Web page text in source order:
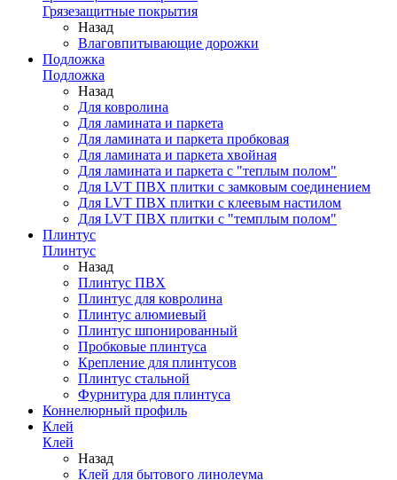
Грязезащитные покрытия
Назад
Влаговпитывающие дорожки
Подложка
Подложка
Назад
Для ковролина
Для ламината и паркета
Для ламината и паркета пробковая
Для ламината и паркета хвойная
Для ламината и паркета с "теплым полом"
Для LVT ПВХ плитки с замковым соединением
Для LVT ПВХ плитки с клеевым настилом
Для LVT ПВХ плитки с "темплым полом"
Плинтус
Плинтус
Назад
Плинтус ПВХ
Плинтус для ковролина
Плинтус алюмиевый
Плинтус шпонированный
Пробковые плинтуса
Крепление для плинтусов
Плинтус стальной
Фурнитура для плинтуса
Коннелюрный профиль
Клей
Клей
Назад
Клей для бытового линолеума